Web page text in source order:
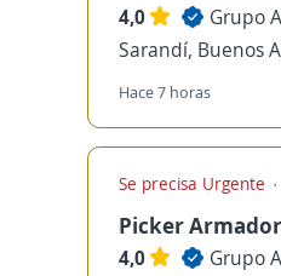
4,0
Grupo
Sarandí, Buenos
Hace 7 horas
Se precisa Urgente
Picker
4,0
Grupo